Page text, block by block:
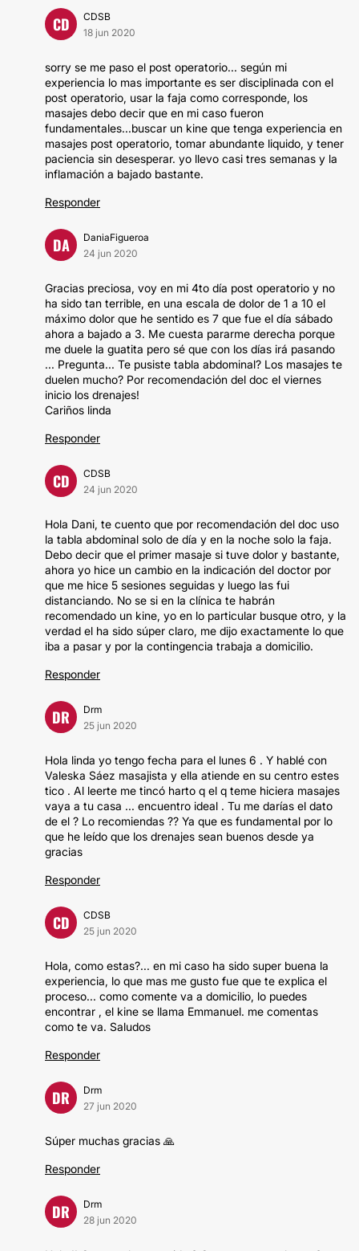
CD
CDSB
18 jun 2020
sorry se me paso el post operatorio... según mi
experiencia lo mas importante es ser disciplinada con el
post operatorio, usar la faja como corresponde, los
masajes debo decir que en mi caso fueron
fundamentales...buscar un kine que tenga experiencia en
masajes post operatorio, tomar abundante liquido, y tener
paciencia sin desesperar. yo llevo casi tres semanas y la
inflamación a bajado bastante.
Responder
DA
DaniaFigueroa
24 jun 2020
Gracias preciosa, voy en mi 4to día post operatorio y no
ha sido tan terrible, en una escala de dolor de 1 a 10 el
máximo dolor que he sentido es 7 que fue el día sábado
ahora a bajado a 3. Me cuesta pararme derecha porque
me duele la guatita pero sé que con los días irá pasando
... Pregunta... Te pusiste tabla abdominal? Los masajes te
duelen mucho? Por recomendación del doc el viernes
inicio los drenajes!
Cariños linda
Responder
CD
CDSB
24 jun 2020
Hola Dani, te cuento que por recomendación del doc uso
la tabla abdominal solo de día y en la noche solo la faja.
Debo decir que el primer masaje si tuve dolor y bastante,
ahora yo hice un cambio en la indicación del doctor por
que me hice 5 sesiones seguidas y luego las fui
distanciando. No se si en la clínica te habrán
recomendado un kine, yo en lo particular busque otro, y la
verdad el ha sido súper claro, me dijo exactamente lo que
iba a pasar y por la contingencia trabaja a domicilio.
Responder
DR
Drm
25 jun 2020
Hola linda yo tengo fecha para el lunes 6 . Y hablé con
Valeska Sáez masajista y ella atiende en su centro estes
tico . Al leerte me tincó harto q el q teme hiciera masajes
vaya a tu casa ... encuentro ideal . Tu me darías el dato
de el ? Lo recomiendas ?? Ya que es fundamental por lo
que he leído que los drenajes sean buenos desde ya
gracias
Responder
CD
CDSB
25 jun 2020
Hola, como estas?... en mi caso ha sido super buena la
experiencia, lo que mas me gusto fue que te explica el
proceso... como comente va a domicilio, lo puedes
encontrar , el kine se llama Emmanuel. me comentas
como te va. Saludos
Responder
DR
Drm
27 jun 2020
Súper muchas gracias 🙏
Responder
DR
Drm
28 jun 2020